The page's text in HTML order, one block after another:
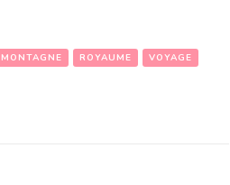
MONTAGNE ROYAUME VOYAGE